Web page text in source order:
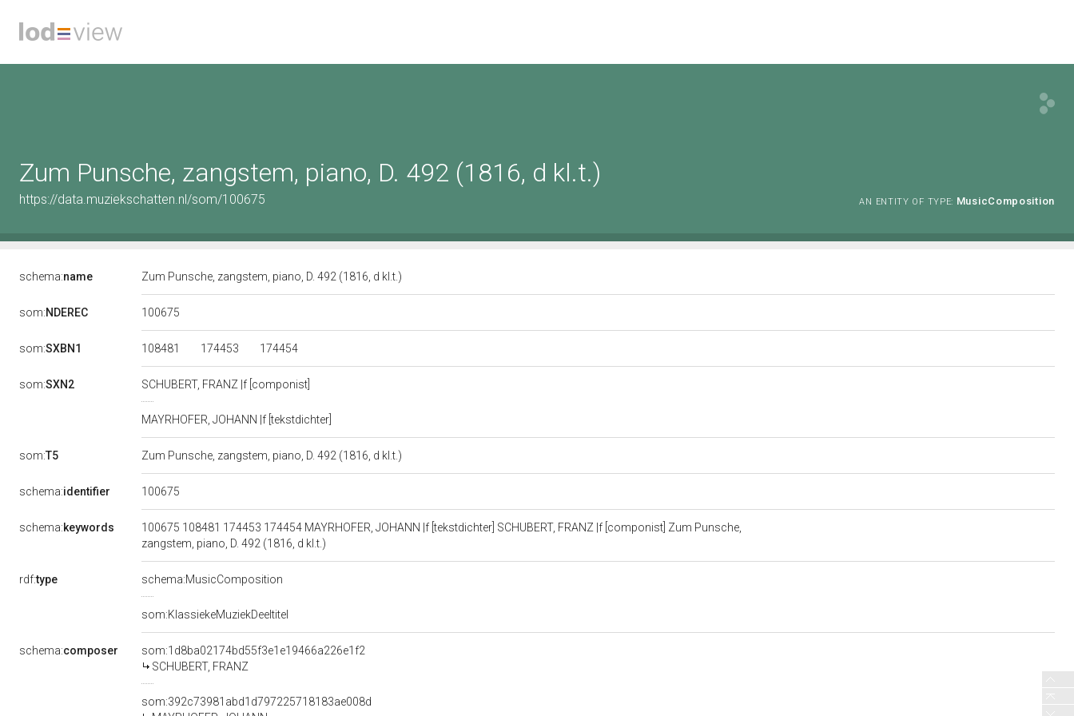
Zum Punsche, zangstem, piano, D. 492 (1816, d kl.t.)
https://data.muziekschatten.nl/som/100675 AN ENTITY OF TYPE: MusicComposition
schema:name Zum Punsche, zangstem, piano, D. 492 (1816, d kl.t.)
som:NDEREC 100675
som:SXBN1 108481 174453 174454
som:SXN2 SCHUBERT, FRANZ |f [componist]
MAYRHOFER, JOHANN |f [tekstdichter]
som:T5 Zum Punsche, zangstem, piano, D. 492 (1816, d kl.t.)
schema:identifier 100675
schema:keywords
100675 108481 174453 174454 MAYRHOFER, JOHANN |f [tekstdichter] SCHUBERT, FRANZ |f [componist] Zum Punsche,
zangstem, piano, D. 492 (1816, d kl.t.)
rdf:type schema:MusicComposition
som:KlassiekeMuziekDeeltitel
schema:composer
som:1d8ba02174bd55f3e1e19466a226e1f2
SCHUBERT, FRANZ
som:392c73981abd1d797225718183ae008d